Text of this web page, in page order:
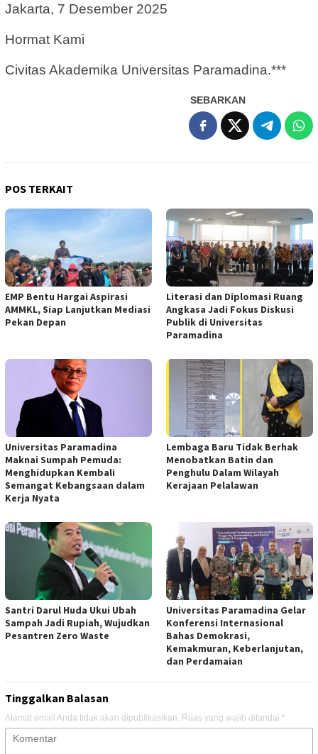
Jakarta, 7 Desember 2025
Hormat Kami
Civitas Akademika Universitas Paramadina.***
SEBARKAN
POS TERKAIT
EMP Bentu Hargai Aspirasi
AMMKL, Siap Lanjutkan Mediasi
Pekan Depan
Literasi dan Diplomasi Ruang
Angkasa Jadi Fokus Diskusi
Publik di Universitas
Paramadina
Universitas Paramadina
Maknai Sumpah Pemuda:
Menghidupkan Kembali
Semangat Kebangsaan dalam
Kerja Nyata
Lembaga Baru Tidak Berhak
Menobatkan Batin dan
Penghulu Dalam Wilayah
Kerajaan Pelalawan
Santri Darul Huda Ukui Ubah
Sampah Jadi Rupiah, Wujudkan
Pesantren Zero Waste
Universitas Paramadina Gelar
Konferensi Internasional
Bahas Demokrasi,
Kemakmuran, Keberlanjutan,
dan Perdamaian
Tinggalkan Balasan
Alamat email Anda tidak akan dipublikasikan. Ruas yang wajib ditandai *